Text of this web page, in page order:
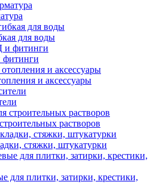
для воды
и аксессуары
растворов
стяжки, штукатурки
для плитки, затирки, крестики,